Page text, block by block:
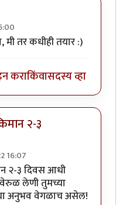
गावडे
तर कधीही तयार :)
कराकिंवासदस्य व्हा
२-३
16:07
२-३ दिवस आधी
लेणी तुमच्या
अनुभव वेगळाच असेल!